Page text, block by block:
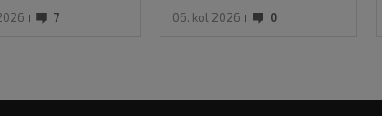
7
na snazi'
06. kol 2026 0